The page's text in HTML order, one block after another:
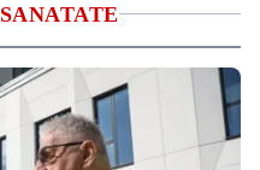
SANATATE